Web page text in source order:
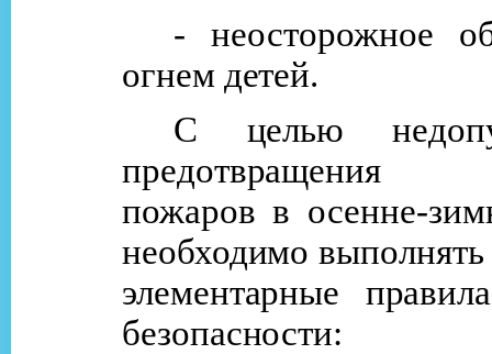
- неосторожное
огнем детей.
С целью
предотвращения
пожаров в осенне-
необходимо
элементарные
безопасности: